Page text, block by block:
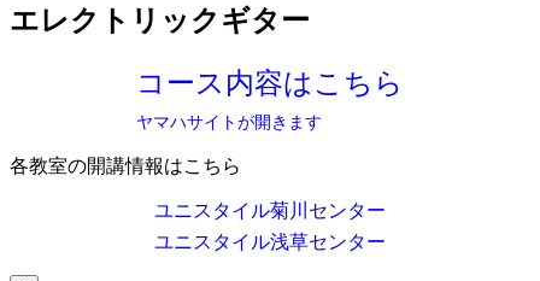
エレクトリックギター
コース内容はこちら
ヤマハサイトが開きます
各教室の開講情報はこちら
ユニスタイル菊川センター
ユニスタイル浅草センター